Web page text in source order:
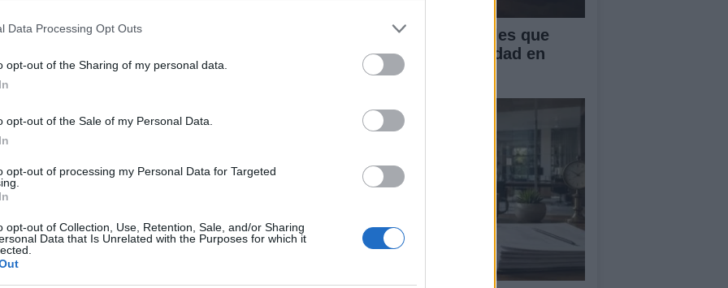
Data Processing Opt Outs
opt-out of the Sharing of my personal data.
opt-out of the Sale of my Personal Data.
opt-out of processing my Personal Data for Targeted
opt-out of Collection, Use, Retention, Sale, and/or Sharing
Data that Is Unrelated with the Purposes for which it
costo
identificar las horas en las que el costo del
Factores estructurales que
frenan la productividad en
Europa